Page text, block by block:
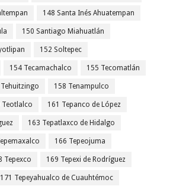
148 Santa Inés Ahuatempan
150 Santiago Miahuatlán
152 Soltepec
154 Tecamachalco 155 Tecomatlán
158 Tenampulco
Teotlalco 161 Tepanco de López
163 Tepatlaxco de Hidalgo
166 Tepeojuma
Tepexco 169 Tepexi de Rodríguez
171 Tepeyahualco de Cuauhtémoc